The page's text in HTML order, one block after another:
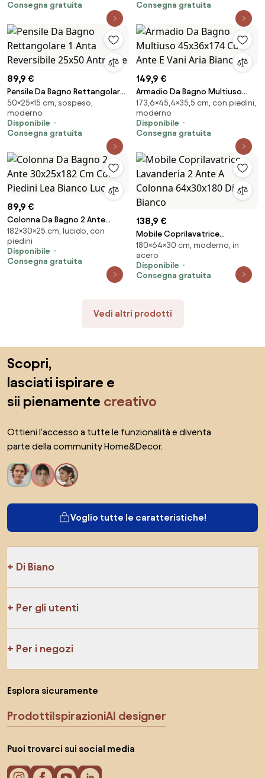
Consegna gratuita
Consegna gratuita
89,9 €
Pensile Da Bagno Rettangolare 1
Anta Reversibile 25x50
Antracite
50×25×15 cm, sospeso,
moderno
Disponibile
Consegna gratuita
149,9 €
Armadio Da Bagno Multiuso
45x36x174 Con Ante E Vani Aria
Bianca
173,6×45,4×35,5 cm, con piedini,
moderno
Disponibile
Consegna gratuita
89,9 €
Colonna Da Bagno 2 Ante
30x25x182 Cm Con Piedini Lea
Bianco Lucido
182×30×25 cm, lucido, con
piedini
Disponibile
Consegna gratuita
138,9 €
Mobile Coprilavatrice
Lavanderia 2 Ante A Colonna
64x30x180 Diana Bianco
180×64×30 cm, moderno, in
acero
Disponibile
Consegna gratuita
Vedi altri prodotti
Scopri,
lasciati ispirare e
sii pienamente creativo
Ottieni l'accesso a tutte le funzionalità e diventa
parte della community Home&Decor.
Voglio tutte le caratteristiche!
Di Biano
Per gli utenti
Per i negozi
Esplora sicuramente
ProdottiIspirazioniAI designer
Puoi trovarci sui social media